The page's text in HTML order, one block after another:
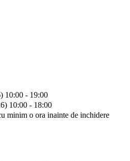
10:00 - 19:00
10:00 - 18:00
minim o ora inainte de inchidere